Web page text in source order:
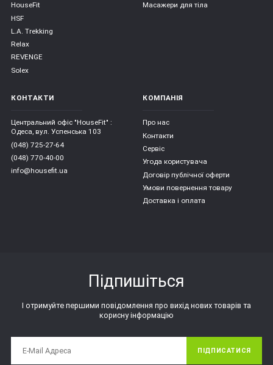
HouseFit
HSF
L.A. Trekking
Relax
REVENGE
Solex
Масажери для тіла
КОНТАКТИ
Центральний офіс "HouseFit" :
Одеса, вул. Успенська 103
(048) 725-27-64
(048) 770-40-00
info@housefit.ua
КОМПАНІЯ
Про нас
Контакти
Сервіс
Угода користувача
Договір публічної оферти
Умови повернення товару
Доставка і оплата
Підпишіться
І отримуйте першими повідомлення про вихід нових товарів та
корисну інформацію
ПІДПИСАТИСЯ